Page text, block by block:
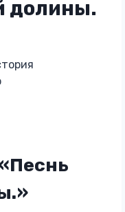
долины.